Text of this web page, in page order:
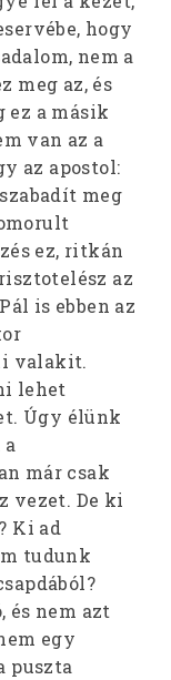
hogy
nem a
meg az, és
ez a másik
van az a
az apostol:
meg
ez, ritkán
az
is ebben az
valakit.
lehet
Úgy élünk
már csak
vezet. De ki
Ki ad
tudunk
és nem azt
egy
puszta